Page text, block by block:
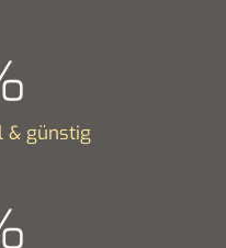
& günstig